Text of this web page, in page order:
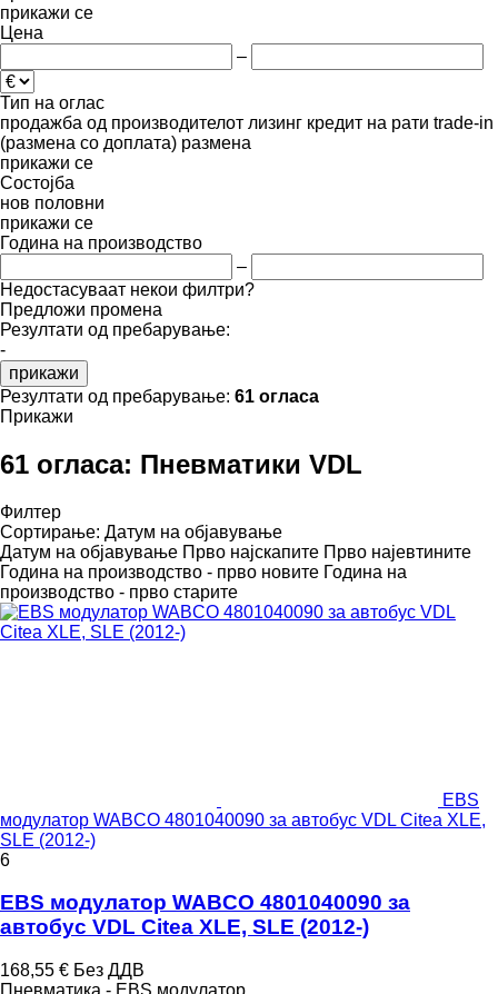
прикажи се
Цена
–
Тип на оглас
продажба од производителот лизинг кредит на рати trade-in
(размена со доплата) размена
прикажи се
Состојба
нов половни
прикажи се
Година на производство
–
Недостасуваат некои филтри?
Предложи промена
Резултати од пребарување:
-
прикажи
Резултати од пребарување: 61 огласа
Прикажи
61 огласа: Пневматики VDL
Филтер
Сортирање: Датум на објавување
Датум на објавување Прво најскапите Прво најевтините
Година на производство - прво новите Година на
производство - прво старите
EBS
модулатор WABCO 4801040090 за автобус VDL Citea XLE,
SLE (2012-)
6
EBS модулатор WABCO 4801040090 за
автобус VDL Citea XLE, SLE (2012-)
168,55 € Без ДДВ